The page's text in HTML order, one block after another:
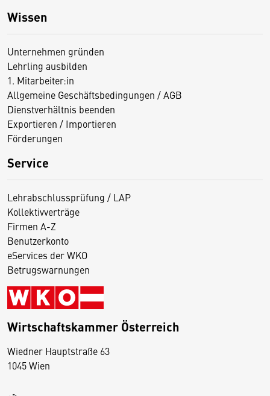
Wissen
Unternehmen gründen
Lehrling ausbilden
1. Mitarbeiter:in
Allgemeine Geschäftsbedingungen / AGB
Dienstverhältnis beenden
Exportieren / Importieren
Förderungen
Service
Lehrabschlussprüfung / LAP
Kollektivverträge
Firmen A-Z
Benutzerkonto
eServices der WKO
Betrugswarnungen
Wirtschaftskammer Österreich
Wiedner Hauptstraße 63
1045 Wien
D